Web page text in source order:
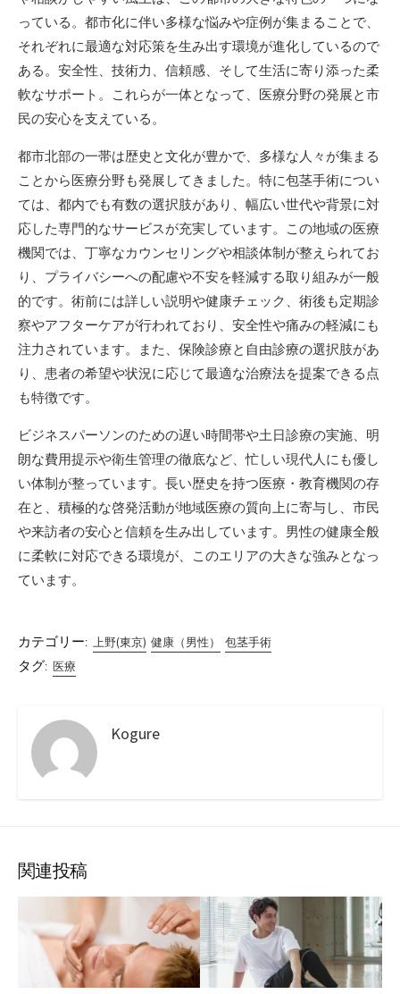
っている。都市化に伴い多様な悩みや症例が集まることで、
それぞれに最適な対応策を生み出す環境が進化しているので
ある。安全性、技術力、信頼感、そして生活に寄り添った柔
軟なサポート。これらが一体となって、医療分野の発展と市
民の安心を支えている。
都市北部の一帯は歴史と文化が豊かで、多様な人々が集まる
ことから医療分野も発展してきました。特に包茎手術につい
ては、都内でも有数の選択肢があり、幅広い世代や背景に対
応した専門的なサービスが充実しています。この地域の医療
機関では、丁寧なカウンセリングや相談体制が整えられてお
り、プライバシーへの配慮や不安を軽減する取り組みが一般
的です。術前には詳しい説明や健康チェック、術後も定期診
察やアフターケアが行われており、安全性や痛みの軽減にも
注力されています。また、保険診療と自由診療の選択肢があ
り、患者の希望や状況に応じて最適な治療法を提案できる点
も特徴です。
ビジネスパーソンのための遅い時間帯や土日診療の実施、明
朗な費用提示や衛生管理の徹底など、忙しい現代人にも優し
い体制が整っています。長い歴史を持つ医療・教育機関の存
在と、積極的な啓発活動が地域医療の質向上に寄与し、市民
や来訪者の安心と信頼を生み出しています。男性の健康全般
に柔軟に対応できる環境が、このエリアの大きな強みとなっ
ています。
カテゴリー: 上野(東京) 健康（男性） 包茎手術
タグ: 医療
Kogure
関連投稿